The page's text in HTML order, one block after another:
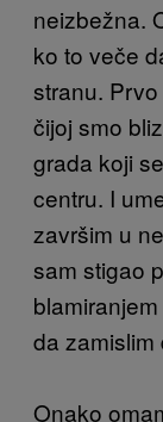
neizbežna.
ko to veče
stranu.
čijoj smo
grada koji
centru. I
završim u
sam stigao
da zamislim
Onako